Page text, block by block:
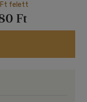
Ft felett
Ft